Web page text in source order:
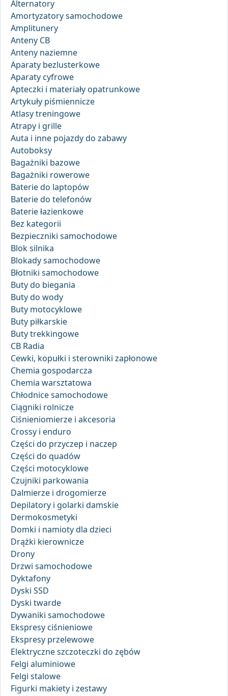
Alternatory
Amortyzatory samochodowe
Amplitunery
Anteny CB
Anteny naziemne
Aparaty bezlusterkowe
Aparaty cyfrowe
Apteczki i materiały opatrunkowe
Artykuły piśmiennicze
Atlasy treningowe
Atrapy i grille
Auta i inne pojazdy do zabawy
Autoboksy
Bagażniki bazowe
Bagażniki rowerowe
Baterie do laptopów
Baterie do telefonów
Baterie łazienkowe
Bez kategorii
Bezpieczniki samochodowe
Blok silnika
Blokady samochodowe
Błotniki samochodowe
Buty do biegania
Buty do wody
Buty motocyklowe
Buty piłkarskie
Buty trekkingowe
CB Radia
Cewki, kopułki i sterowniki zapłonowe
Chemia gospodarcza
Chemia warsztatowa
Chłodnice samochodowe
Ciągniki rolnicze
Ciśnieniomierze i akcesoria
Crossy i enduro
Części do przyczep i naczep
Części do quadów
Części motocyklowe
Czujniki parkowania
Dalmierze i drogomierze
Depilatory i golarki damskie
Dermokosmetyki
Domki i namioty dla dzieci
Drążki kierownicze
Drony
Drzwi samochodowe
Dyktafony
Dyski SSD
Dyski twarde
Dywaniki samochodowe
Ekspresy ciśnieniowe
Ekspresy przelewowe
Elektryczne szczoteczki do zębów
Felgi aluminiowe
Felgi stalowe
Figurki makiety i zestawy